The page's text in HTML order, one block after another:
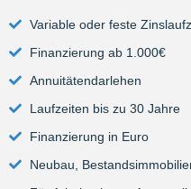
Variable oder feste
Finanzierung ab 1.000€
Annuitätendarlehen
Laufzeiten bis zu 30 Jahre
Finanzierung in Euro
Neubau,